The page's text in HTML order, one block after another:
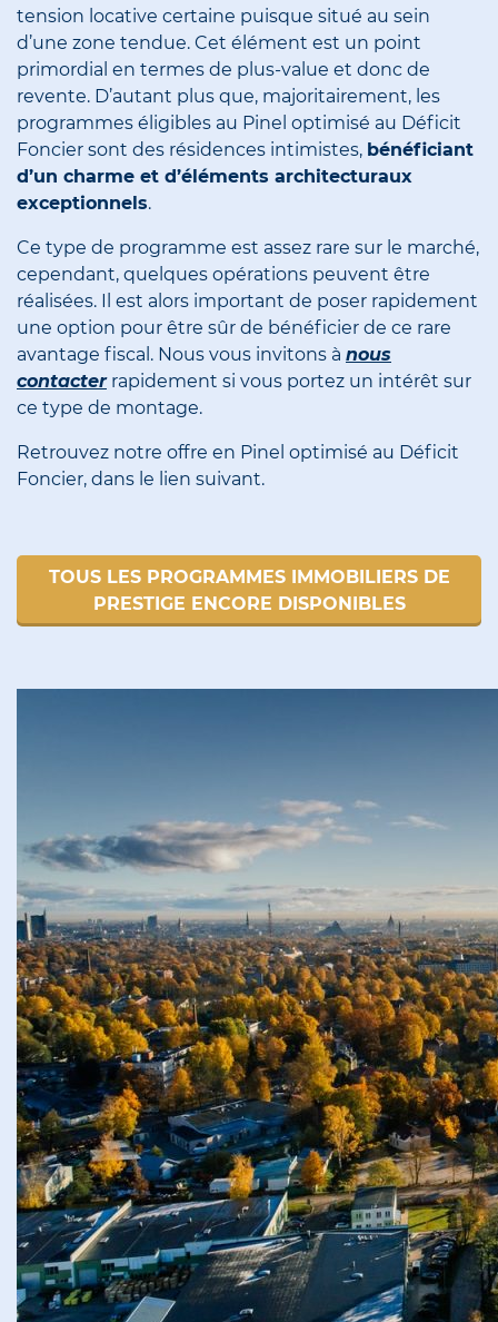
tension locative certaine puisque situé au sein
d’une zone tendue. Cet élément est un point
primordial en termes de plus-value et donc de
revente. D’autant plus que, majoritairement, les
programmes éligibles au Pinel optimisé au Déficit
Foncier sont des résidences intimistes, bénéficiant
d’un charme et d’éléments architecturaux
exceptionnels.
Ce type de programme est assez rare sur le marché,
cependant, quelques opérations peuvent être
réalisées. Il est alors important de poser rapidement
une option pour être sûr de bénéficier de ce rare
avantage fiscal. Nous vous invitons à nous
contacterrapidement si vous portez un intérêt sur
ce type de montage.
Retrouvez notre offre en Pinel optimisé au Déficit
Foncier, dans le lien suivant.
TOUS LES PROGRAMMES IMMOBILIERS DE
PRESTIGE ENCORE DISPONIBLES